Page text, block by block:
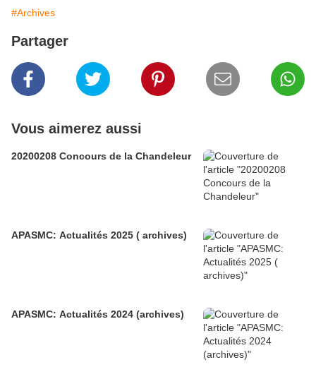
#Archives
Partager
Vous aimerez aussi
20200208 Concours de la Chandeleur
APASMC: Actualités 2025 ( archives)
APASMC: Actualités 2024 (archives)